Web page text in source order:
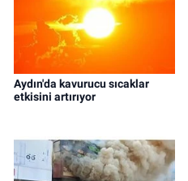
Aydın'da kavurucu sıcaklar
etkisini artırıyor